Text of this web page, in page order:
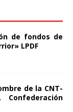
de fondos de
LPDF
de la CNT-